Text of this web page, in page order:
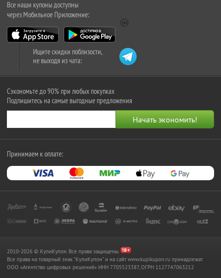
Все наши купоны доступны
через Мобильное Приложение:
Ищите скидки поблизости,
не выходя из чата:
Сэкономьте до 90% при любых покупках
Подпишитесь на самые выгодные предложения
Принимаем к оплате:
2010-2026 © КупиКупон. Все права защищены.
Все права на товарный знак "КупиКупон" и на сайт www.kupikupon.ru принадлежат
OOO «Агентство цифровых решений» ИНН 7705523387, ОГРН 1127747063212